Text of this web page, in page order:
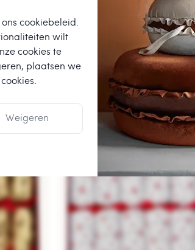
cookiebeleid.
wilt
cookies te
, plaatsen we
Weigerenproducten